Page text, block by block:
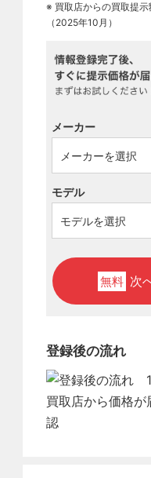
※ 買取店からの買取提
（2025年10月）
メーカー
モデル
無料 次
登録後の流れ